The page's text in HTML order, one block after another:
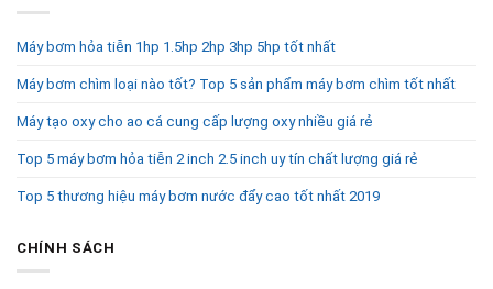
Máy bơm hỏa tiễn 1hp 1.5hp 2hp 3hp 5hp tốt nhất
Máy bơm chìm loại nào tốt? Top 5 sản phẩm máy bơm chìm tốt nhất
Máy tạo oxy cho ao cá cung cấp lượng oxy nhiều giá rẻ
Top 5 máy bơm hỏa tiễn 2 inch 2.5 inch uy tín chất lượng giá rẻ
Top 5 thương hiệu máy bơm nước đẩy cao tốt nhất 2019
CHÍNH SÁCH